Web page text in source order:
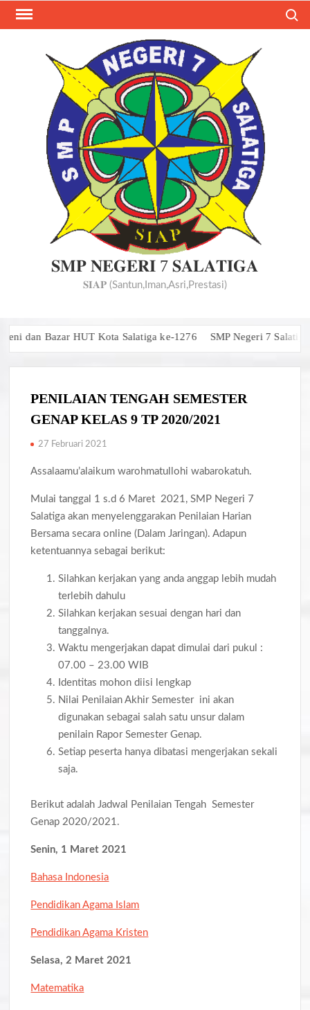
Skip
𝐒𝐌𝐏 𝐍𝐄𝐆𝐄𝐑𝐈 7 𝐒𝐀𝐋𝐀𝐓𝐈𝐆𝐀
𝐒𝐈𝐀𝐏 (Santun,Iman,Asri,Prestasi)
dan Bazar HUT Kota Salatiga ke-1276 SMP Negeri 7 Salatiga
PENILAIAN TENGAH SEMESTER
GENAP KELAS 9 TP 2020/2021
27 Februari 2021
Assalaamu’alaikum warohmatullohi wabarokatuh.
Mulai tanggal 1 s.d 6 Maret 2021, SMP Negeri 7
Salatiga akan menyelenggarakan Penilaian Harian
Bersama secara online (Dalam Jaringan). Adapun
ketentuannya sebagai berikut:
Silahkan kerjakan yang anda anggap lebih mudah
terlebih dahulu
Silahkan kerjakan sesuai dengan hari dan
tanggalnya.
Waktu mengerjakan dapat dimulai dari pukul :
07.00 – 23.00 WIB
Identitas mohon diisi lengkap
Nilai Penilaian Akhir Semester ini akan
digunakan sebagai salah satu unsur dalam
penilain Rapor Semester Genap.
Setiap peserta hanya dibatasi mengerjakan sekali
saja.
Berikut adalah Jadwal Penilaian Tengah Semester
Genap 2020/2021.
Senin, 1 Maret 2021
Bahasa Indonesia
Pendidikan Agama Islam
Pendidikan Agama Kristen
Selasa, 2 Maret 2021
Matematika